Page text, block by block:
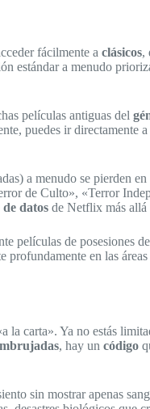
fácilmente a clásicos,
estándar a menudo
películas antiguas del
puedes ir directamente
a menudo se pierden
de Culto», «Terror
de datos de Netflix más allá
películas de posesiones
profundamente en las áreas
la carta». Ya no estás
, hay un código
sin mostrar apenas